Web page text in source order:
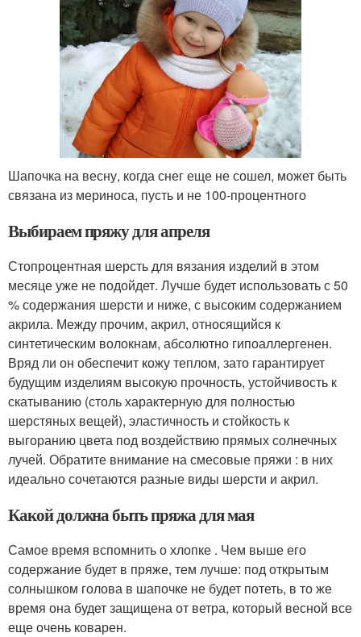
Шапочка на весну, когда снег еще не сошел, может быть
связана из мериноса, пусть и не 100-процентного
Выбираем пряжу для апреля
Стопроцентная шерсть для вязания изделий в этом
месяце уже не подойдет. Лучше будет использовать с 50
% содержания шерсти и ниже, с высоким содержанием
акрила. Между прочим, акрил, относящийся к
синтетическим волокнам, абсолютно гипоаллергенен.
Вряд ли он обеспечит кожу теплом, зато гарантирует
будущим изделиям высокую прочность, устойчивость к
скатыванию (столь характерную для полностью
шерстяных вещей), эластичность и стойкость к
выгоранию цвета под воздействию прямых солнечных
лучей. Обратите внимание на смесовые пряжи : в них
идеально сочетаются разные виды шерсти и акрил.
Какой должна быть пряжа для мая
Самое время вспомнить о хлопке . Чем выше его
содержание будет в пряже, тем лучше: под открытым
солнышком голова в шапочке не будет потеть, в то же
время она будет защищена от ветра, который весной все
еще очень коварен.